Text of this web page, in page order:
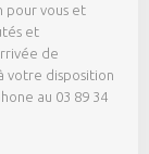
pour vous et
et
de
votre disposition
au 03 89 34